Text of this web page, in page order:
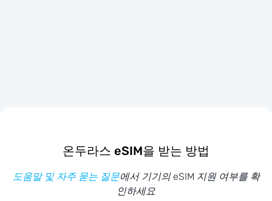
온두라스 eSIM을 받는 방법
도움말 및 자주 묻는 질문에서 기기의 eSIM 지원 여부를 확
인하세요